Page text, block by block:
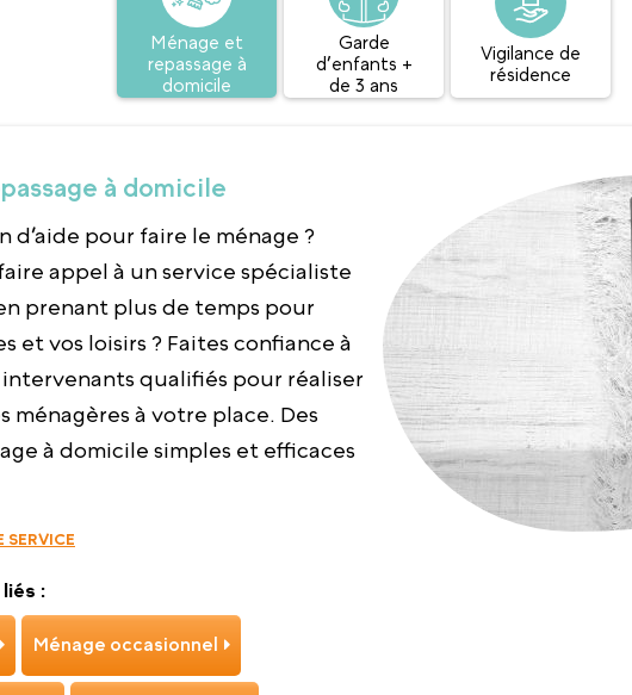
Ménage et
repassage à
domicile
Garde
d’enfants +
de 3 ans
Vigilance de
résidence
à domicile
d’aide pour faire le ménage ?
appel à un service spécialiste
prenant plus de temps pour
et vos loisirs ? Faites confiance à
intervenants qualifiés pour réaliser
ménagères à votre place. Des
à domicile simples et efficaces
SERVICE
:
Ménage occasionnel